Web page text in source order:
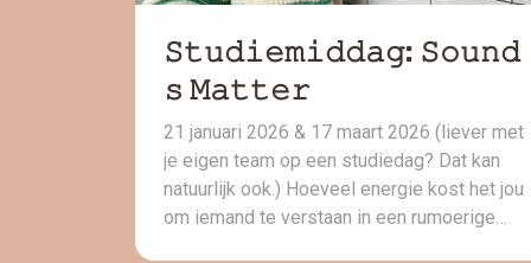
𝚂𝚝𝚞𝚍𝚒𝚎𝚖𝚒𝚍𝚍𝚊𝚐: 𝚂𝚘𝚞𝚗𝚍
𝚜 𝙼𝚊𝚝𝚝𝚎𝚛
21 januari 2026 & 17 maart 2026 (liever met
je eigen team op een studiedag? Dat kan
natuurlijk ook.) Hoeveel energie kost het jou
om iemand te verstaan in een rumoerige